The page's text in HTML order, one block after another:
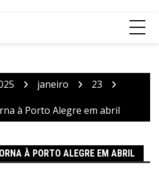
janeiro
23
à Porto Alegre em abril
À PORTO ALEGRE EM ABRIL